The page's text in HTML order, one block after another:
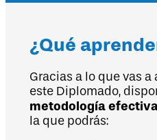
¿Qué
Gracias a lo que vas
este Diplomado,
metodología
la que podrás: